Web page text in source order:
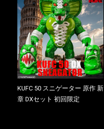
KUFC 50 スニゲーター 原作 新
章 DXセット 初回限定